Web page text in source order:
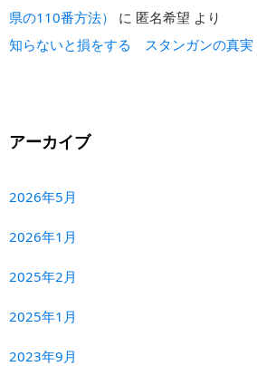
県の110番方法）
に 匿名希望 より
知らないと損をする スタンガンの真実
アーカイブ
2026年5月
2026年1月
2025年2月
2025年1月
2023年9月